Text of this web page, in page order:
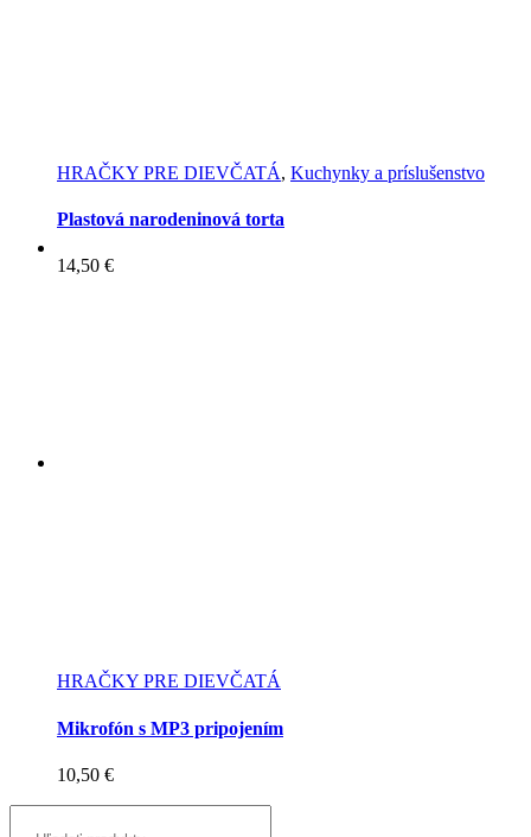
HRAČKY PRE DIEVČATÁ, Kuchynky a príslušenstvo
Plastová narodeninová torta
14,50 €
HRAČKY PRE DIEVČATÁ
Mikrofón s MP3 pripojením
10,50 €